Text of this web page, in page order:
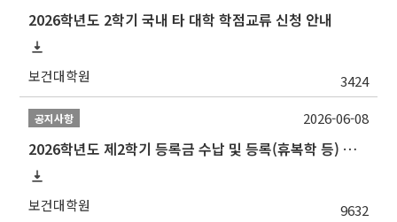
2026학년도 2학기 국내 타 대학 학점교류 신청 안내
보건대학원 3424
공지사항
2026학년도 제2학기 등록금 수납 및 등록(휴복학 등) 일정 안내
보건대학원 9632
2026-06-08